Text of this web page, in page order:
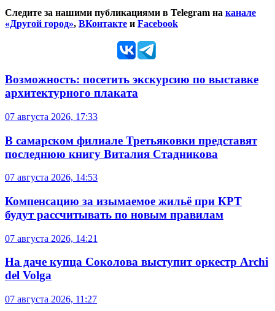
Следите за нашими публикациями в Telegram на канале
«Другой город», ВКонтакте и Facebook
Возможность: посетить экскурсию по выставке
архитектурного плаката
07 августа 2026, 17:33
В самарском филиале Третьяковки представят
последнюю книгу Виталия Стадникова
07 августа 2026, 14:53
Компенсацию за изымаемое жильё при КРТ
будут рассчитывать по новым правилам
07 августа 2026, 14:21
На даче купца Соколова выступит оркестр Archi
del Volga
07 августа 2026, 11:27